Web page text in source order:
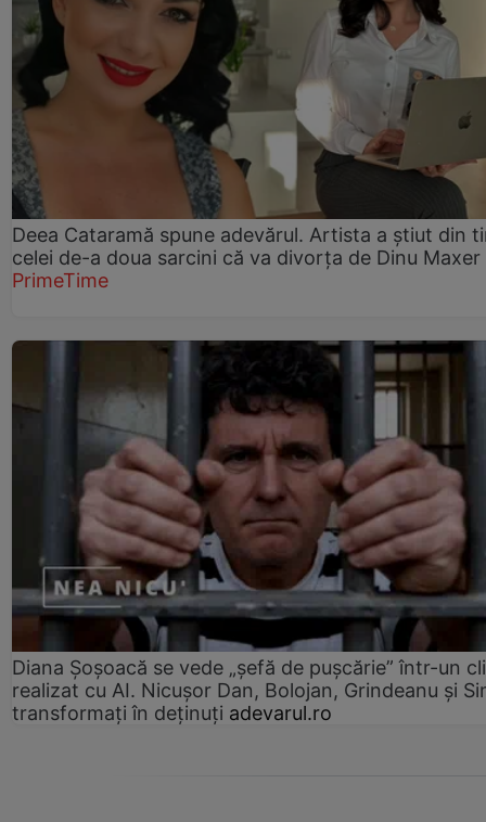
Deea Cataramă spune adevărul. Artista a știut din
celei de-a doua sarcini că va divorța de Dinu Maxer
PrimeTime
Diana Șoșoacă se vede „șefă de pușcărie” într-un
realizat cu AI. Nicușor Dan, Bolojan, Grindeanu și
transformați în deținuți adevarul.ro